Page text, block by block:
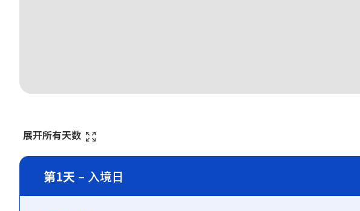
展开所有天数
第1天 – 入境日